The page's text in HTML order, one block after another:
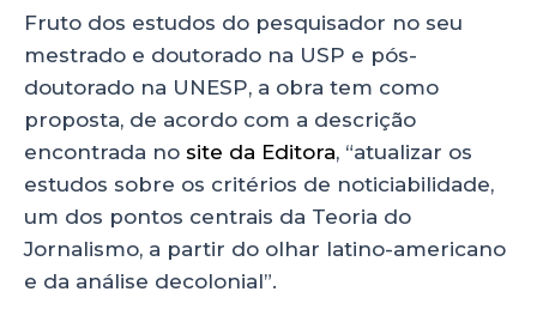
Fruto dos estudos do pesquisador no seu
mestrado e doutorado na USP e pós-
doutorado na UNESP, a obra tem como
proposta, de acordo com a descrição
encontrada no site da Editora, “atualizar os
estudos sobre os critérios de noticiabilidade,
um dos pontos centrais da Teoria do
Jornalismo, a partir do olhar latino-americano
e da análise decolonial”.